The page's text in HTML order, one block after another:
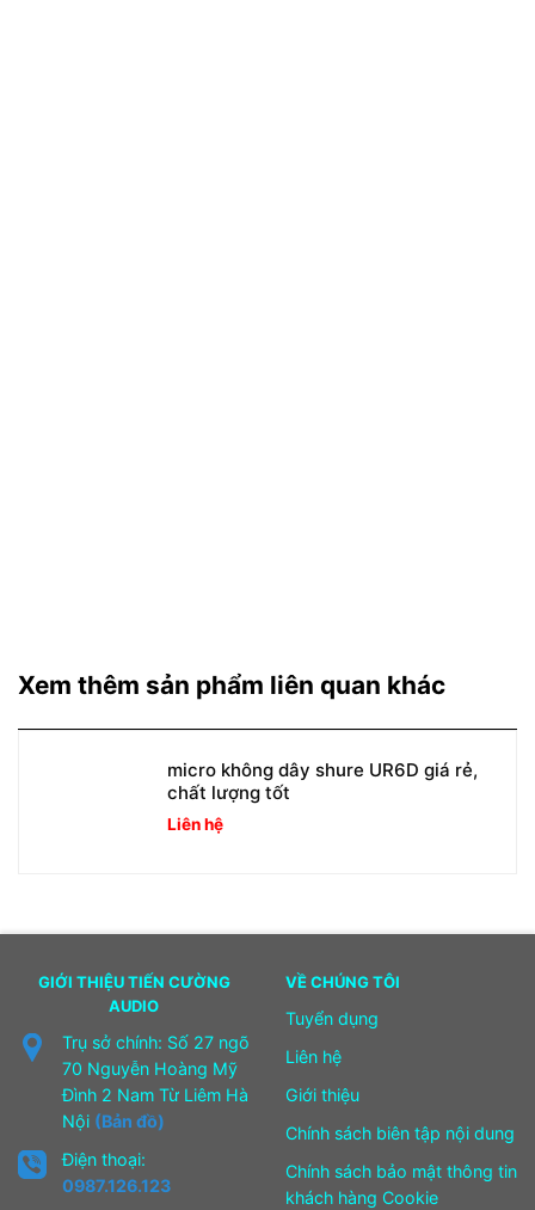
Xem thêm sản phẩm liên quan khác
micro không dây shure UR6D giá rẻ,
chất lượng tốt
Liên hệ
GIỚI THIỆU TIẾN CƯỜNG
AUDIO
Trụ sở chính: Số 27 ngõ
70 Nguyễn Hoàng Mỹ
Đình 2 Nam Từ Liêm Hà
Nội (Bản đồ)
Điện thoại:
0987.126.123
VỀ CHÚNG TÔI
Tuyển dụng
Liên hệ
Giới thiệu
Chính sách biên tập nội dung
Chính sách bảo mật thông tin
khách hàng Cookie